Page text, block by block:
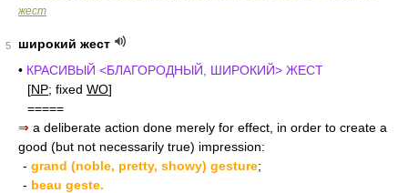
жест
5
широкий жест
• КРАСИВЫЙ <БЛАГОРОДНЫЙ, ШИРОКИЙ> ЖЕСТ
[NP; fixed WO]
=====
⇒ a deliberate action done merely for effect, in order to create a
good (but not necessarily true) impression:
- grand (noble, pretty, showy) gesture;
- beau geste.